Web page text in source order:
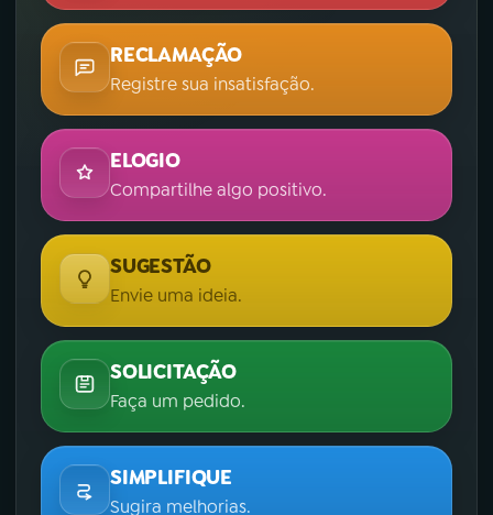
RECLAMAÇÃO
Registre sua insatisfação.
ELOGIO
Compartilhe algo positivo.
SUGESTÃO
Envie uma ideia.
SOLICITAÇÃO
Faça um pedido.
SIMPLIFIQUE
Sugira melhorias.